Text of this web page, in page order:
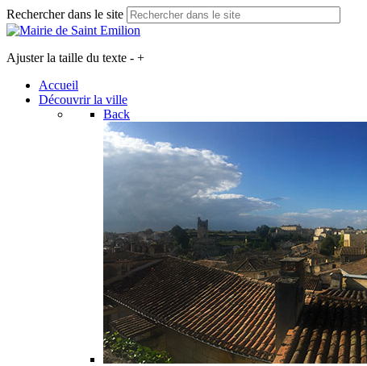
Rechercher dans le site
Ajuster la taille du texte - +
Accueil
Découvrir la ville
Back